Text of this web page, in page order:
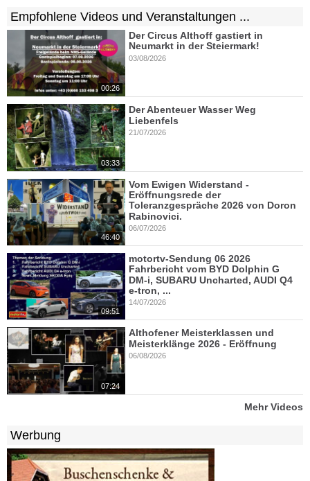
Empfohlene Videos und Veranstaltungen ...
00:26
Der Circus Althoff gastiert in
Neumarkt in der Steiermark!
03/08/2026
03:33
Der Abenteuer Wasser Weg
Liebenfels
21/07/2026
46:40
Vom Ewigen Widerstand -
Eröffnungsrede der
Toleranzgespräche 2026 von Doron
Rabinovici.
06/07/2026
09:51
motortv-Sendung 06 2026
Fahrbericht vom BYD Dolphin G
DM-i, SUBARU Uncharted, AUDI Q4
e-tron, ...
14/07/2026
07:24
Althofener Meisterklassen und
Meisterklänge 2026 - Eröffnung
06/08/2026
Mehr Videos
Werbung